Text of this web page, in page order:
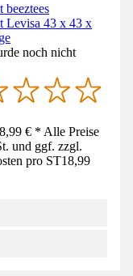
beeztees
Levisa 43 x 43 x
noch nicht
€ * Alle Preise
und ggf. zzgl.
pro ST18,99